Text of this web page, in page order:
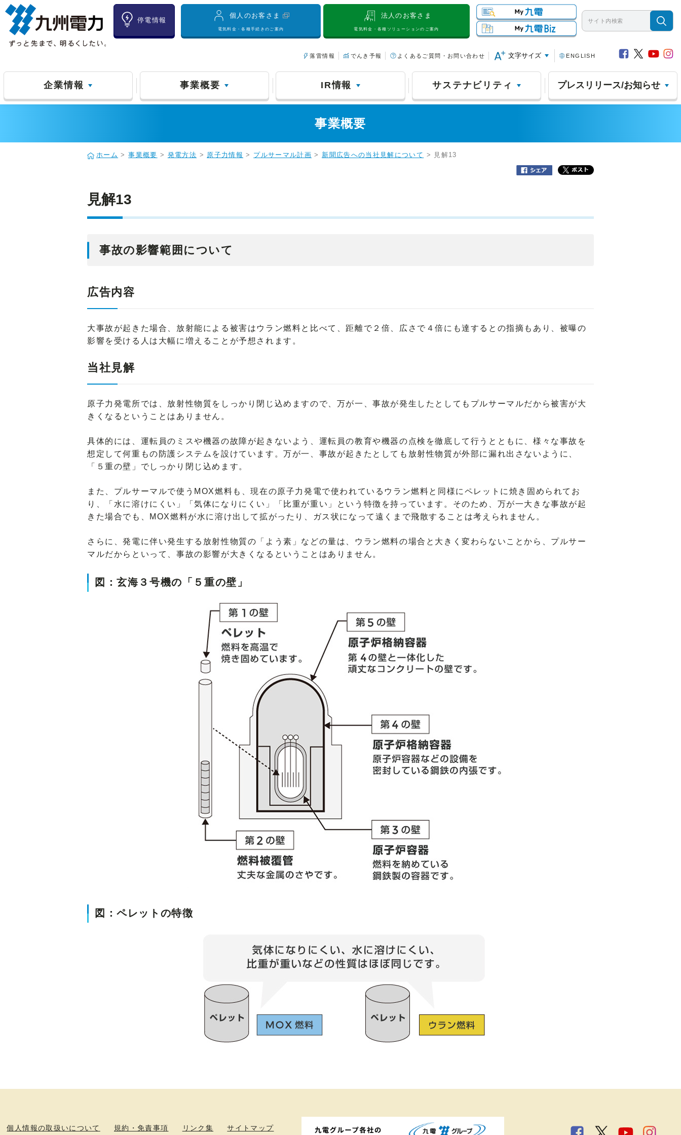
停電情報
個人のお客さま
電気料金・各種手続きのご案内
法人のお客さま
電気料金・各種ソリューションのご案内
落雷情報 でんき予報 よくあるご質問・お問い合わせ 文字サイズ ENGLISH
企業情報 事業概要 IR情報 サステナビリティ プレスリリース/お知らせ
事業概要
ホーム >事業概要 > 発電方法 > 原子力情報 > プルサーマル計画 > 新聞広告への当社見解について > 見解13
見解13
事故の影響範囲について
広告内容
大事故が起きた場合、放射能による被害はウラン燃料と比べて、距離で２倍、広さで４倍にも達するとの指摘もあり、被曝の
影響を受ける人は大幅に増えることが予想されます。
当社見解
原子力発電所では、放射性物質をしっかり閉じ込めますので、万が一、事故が発生したとしてもプルサーマルだから被害が大
きくなるということはありません。
具体的には、運転員のミスや機器の故障が起きないよう、運転員の教育や機器の点検を徹底して行うとともに、様々な事故を
想定して何重もの防護システムを設けています。万が一、事故が起きたとしても放射性物質が外部に漏れ出さないように、
「５重の壁」でしっかり閉じ込めます。
また、プルサーマルで使うMOX燃料も、現在の原子力発電で使われているウラン燃料と同様にペレットに焼き固められてお
り、「水に溶けにくい」「気体になりにくい」「比重が重い」という特徴を持っています。そのため、万が一大きな事故が起
きた場合でも、MOX燃料が水に溶け出して拡がったり、ガス状になって遠くまで飛散することは考えられません。
さらに、発電に伴い発生する放射性物質の「よう素」などの量は、ウラン燃料の場合と大きく変わらないことから、プルサー
マルだからといって、事故の影響が大きくなるということはありません。
図：玄海３号機の「５重の壁」
図：ペレットの特徴
個人情報の取扱いについて 規約・免責事項 リンク集 サイトマップ